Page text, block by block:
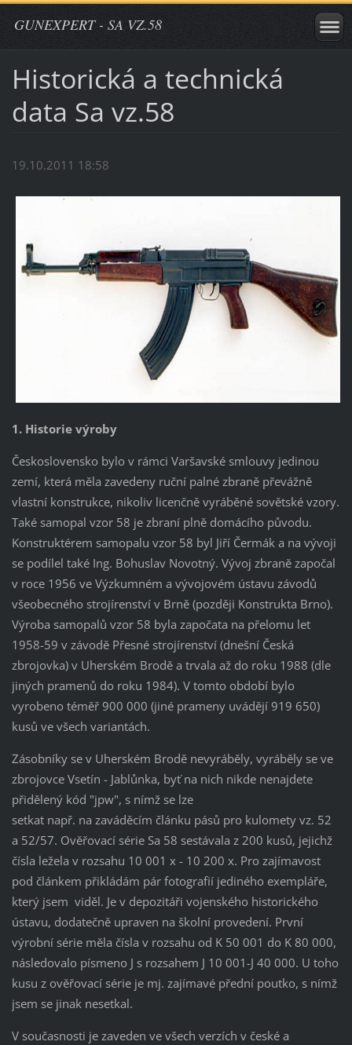
GUNEXPERT - SA VZ.58
Historická a technická
data Sa vz.58
19.10.2011 18:58
1. Historie výroby
Československo bylo v rámci Varšavské smlouvy jedinou
zemí, která měla zavedeny ruční palné zbraně převážně
vlastní konstrukce, nikoliv licenčně vyráběné sovětské vzory.
Také samopal vzor 58 je zbraní plně domácího původu.
Konstruktérem samopalu vzor 58 byl Jiří Čermák a na vývoji
se podílel také Ing. Bohuslav Novotný. Vývoj zbraně započal
v roce 1956 ve Výzkumném a vývojovém ústavu závodů
všeobecného strojírenství v Brně (později Konstrukta Brno).
Výroba samopalů vzor 58 byla započata na přelomu let
1958-59 v závodě Přesné strojírenství (dnešní Česká
zbrojovka) v Uherském Brodě a trvala až do roku 1988 (dle
jiných pramenů do roku 1984). V tomto období bylo
vyrobeno téměř 900 000 (jiné prameny uvádějí 919 650)
kusů ve všech variantách.
Zásobníky se v Uherském Brodě nevyráběly, vyráběly se ve
zbrojovce Vsetín - Jablůnka, byť na nich nikde nenajdete
přidělený kód "jpw", s nímž se lze
setkat např. na zaváděcím článku pásů pro kulomety vz. 52
a 52/57. Ověřovací série Sa 58 sestávala z 200 kusů, jejichž
čísla ležela v rozsahu 10 001 x - 10 200 x. Pro zajímavost
pod článkem přikládám pár fotografií jediného exempláře,
který jsem viděl. Je v depozitáři vojenského historického
ústavu, dodatečně upraven na školní provedení. První
výrobní série měla čísla v rozsahu od K 50 001 do K 80 000,
následovalo písmeno J s rozsahem J 10 001-J 40 000. U toho
kusu z ověřovací série je mj. zajímavé přední poutko, s nímž
jsem se jinak nesetkal.
V současnosti je zaveden ve všech verzích v české a